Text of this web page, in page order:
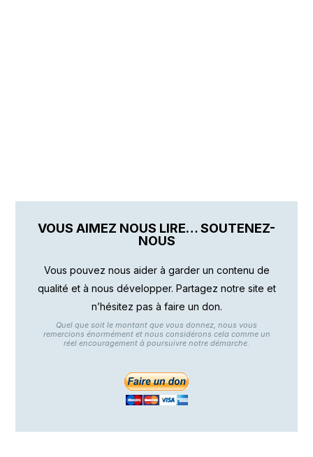
VOUS AIMEZ NOUS LIRE… SOUTENEZ-
NOUS
Vous pouvez nous aider à garder un contenu de
qualité et à nous développer. Partagez notre site et
n’hésitez pas à faire un don.
Quel que soit le montant que vous donnez, nous vous
remercions énormément et nous considérons cela comme un
réel encouragement à poursuivre notre démarche.